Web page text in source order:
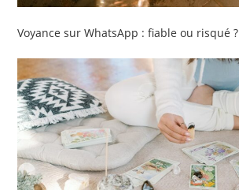
Voyance sur WhatsApp : fiable ou risqué ?